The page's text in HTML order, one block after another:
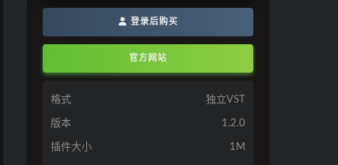
登录后购买
官方网站
格式 独立VST
版本 1.2.0
插件大小 1M